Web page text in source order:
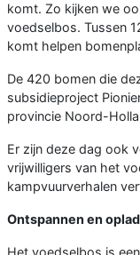
komt. Zo kijken we
voedselbos. Tussen
komt helpen
De 420 bomen die
subsidieproject
provincie Noord-
Er zijn deze dag ook
vrijwilligers van het
kampvuurverhalen
Ontspannen en
Het voedselbos is